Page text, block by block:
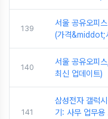
139
서울 공유오피
(가격&middot;
140
서울 공유오피
최신 업데이트)
141
삼성전자 갤럭
기: 사무 업무